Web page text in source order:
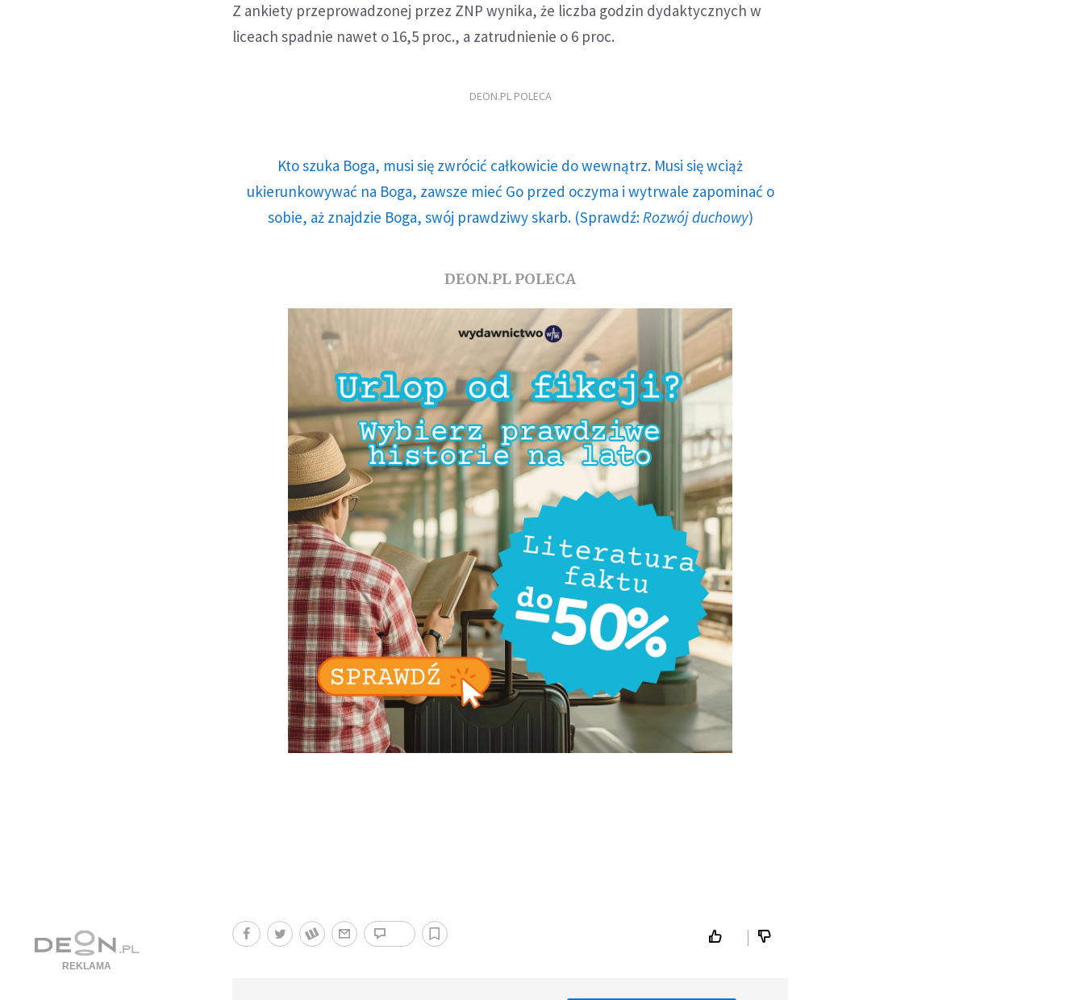
Z ankiety przeprowadzonej przez ZNP wynika, że liczba godzin dydaktycznych w
liceach spadnie nawet o 16,5 proc., a zatrudnienie o 6 proc.
DEON.PL POLECA
Kto szuka Boga, musi się zwrócić całkowicie do wewnątrz. Musi się wciąż
ukierunkowywać na Boga, zawsze mieć Go przed oczyma i wytrwale zapominać o
sobie, aż znajdzie Boga, swój prawdziwy skarb. (Sprawdź: Rozwój duchowy)
DEON.PL POLECA